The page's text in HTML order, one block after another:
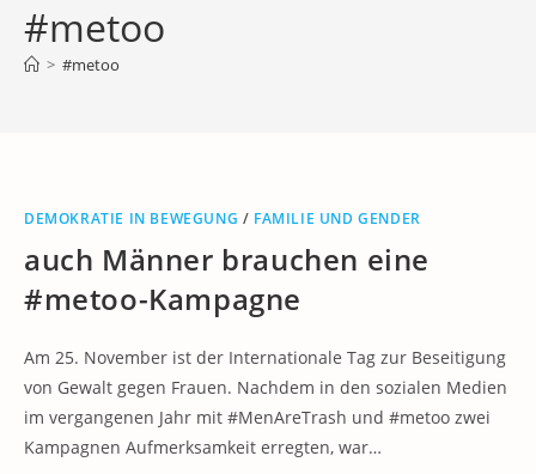
#metoo
> #metoo
DEMOKRATIE IN BEWEGUNG / FAMILIE UND GENDER
auch Männer brauchen eine
#metoo-Kampagne
Am 25. November ist der Internationale Tag zur Beseitigung
von Gewalt gegen Frauen. Nachdem in den sozialen Medien
im vergangenen Jahr mit #MenAreTrash und #metoo zwei
Kampagnen Aufmerksamkeit erregten, war…